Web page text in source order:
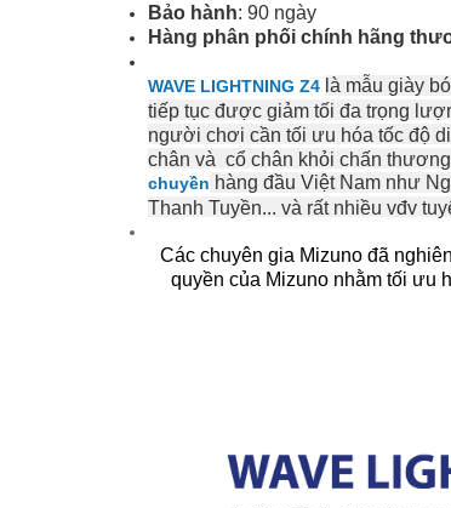
Bảo hành: 90 ngày
Hàng phân phối chính hãng
WAVE LIGHTNING Z4 là mẫu giày
tiếp tục được giảm tối đa trọng
người chơi cần tối ưu hóa tốc độ
chân và cổ chân khỏi chấn
chuyền hàng đầu Việt Nam như
Thanh Tuyền... và rất nhiều vđv
Các chuyên gia Mizuno đã
quyền của Mizuno nhằm tối ưu